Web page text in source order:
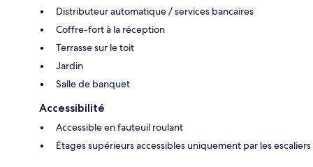
Distributeur automatique / services bancaires
Coffre-fort à la réception
Terrasse sur le toit
Jardin
Salle de banquet
Accessibilité
Accessible en fauteuil roulant
Étages supérieurs accessibles uniquement par les escaliers